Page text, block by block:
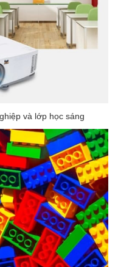
và lớp học sáng